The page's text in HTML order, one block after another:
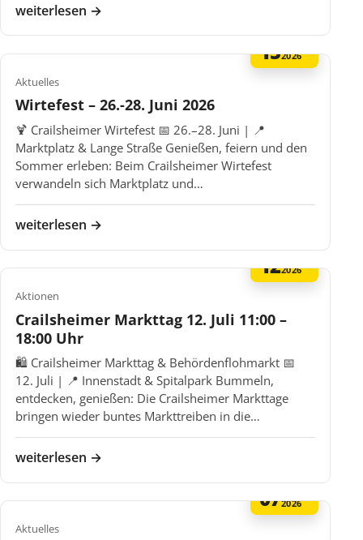
weiterlesen →
152026
Aktuelles
Wirtefest – 26.-28. Juni 2026
🍹 Crailsheimer Wirtefest 📅 26.–28. Juni | 📍
Marktplatz & Lange Straße Genießen, feiern und den
Sommer erleben: Beim Crailsheimer Wirtefest
verwandeln sich Marktplatz und…
weiterlesen →
122026
Aktionen
Crailsheimer Markttag 12. Juli 11:00 –
18:00 Uhr
🛍️ Crailsheimer Markttag & Behördenflohmarkt 📅
12. Juli | 📍 Innenstadt & Spitalpark Bummeln,
entdecken, genießen: Die Crailsheimer Markttage
bringen wieder buntes Markttreiben in die…
weiterlesen →
072026
Aktuelles